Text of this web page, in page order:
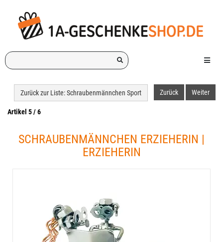
Ich
suche
Geschenk
für:
Menü
Zurück zur Liste: Schraubenmännchen Sport Zurück Weiter
Artikel 5 / 6
SCHRAUBENMÄNNCHEN ERZIEHERIN |
ERZIEHERIN